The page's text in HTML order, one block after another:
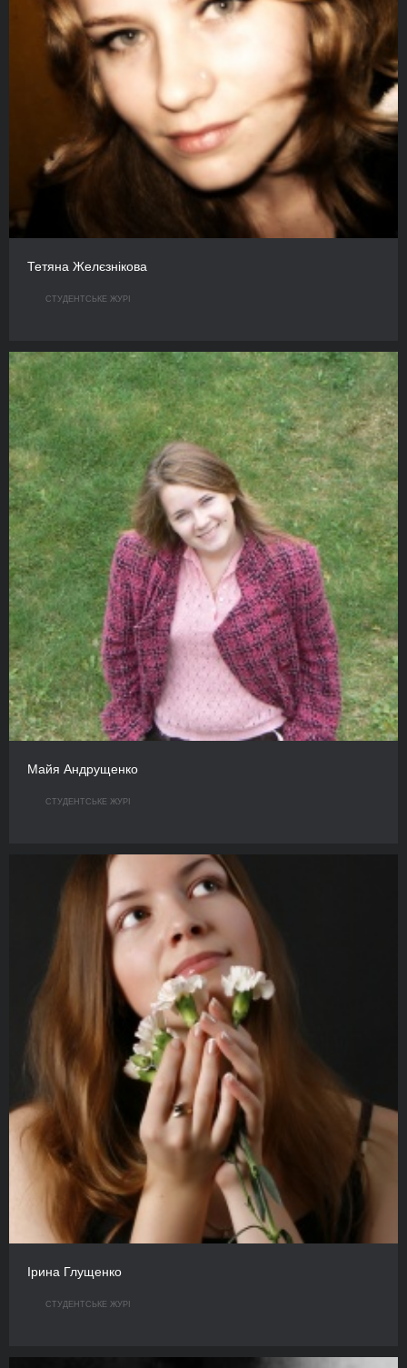
Тетяна Желєзнікова
СТУДЕНТСЬКЕ ЖУРІ
Майя Андрущенко
СТУДЕНТСЬКЕ ЖУРІ
Ірина Глущенко
СТУДЕНТСЬКЕ ЖУРІ